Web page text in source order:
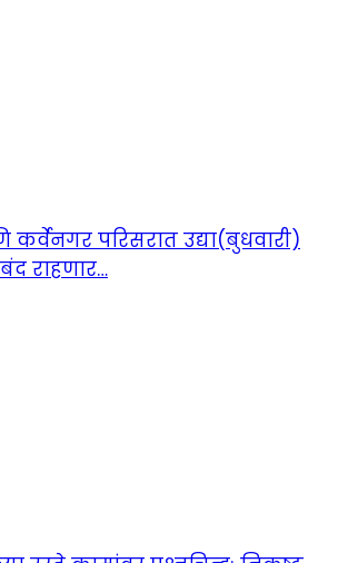
परिसरात उद्या(बुधवारी)
राहणार…